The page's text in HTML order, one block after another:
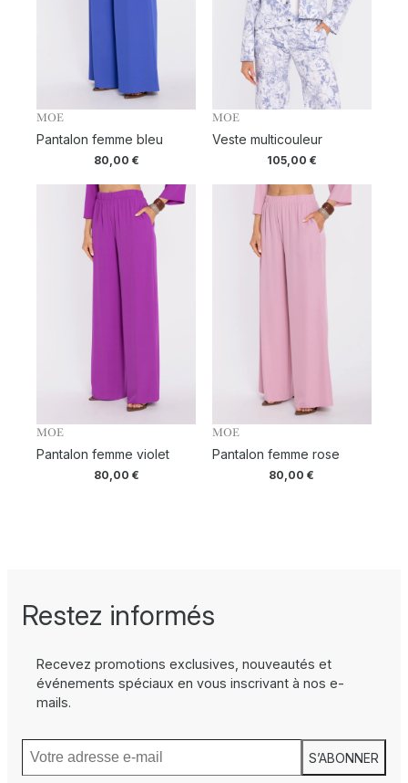
MOE
Pantalon femme bleu
80,00 €
MOE
Veste multicouleur
105,00 €
MOE
Pantalon femme violet
80,00 €
MOE
Pantalon femme rose
80,00€
Restez informés
Recevez promotions exclusives, nouveautés et
événements spéciaux en vous inscrivant à nos e-
mails.
S’ABONNER